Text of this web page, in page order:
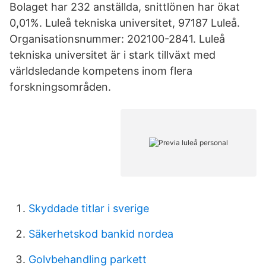
Bolaget har 232 anställda, snittlönen har ökat
0,01%. Luleå tekniska universitet, 97187 Luleå.
Organisationsnummer: 202100-2841. Luleå
tekniska universitet är i stark tillväxt med
världsledande kompetens inom flera
forskningsområden.
Skyddade titlar i sverige
Säkerhetskod bankid nordea
Golvbehandling parkett